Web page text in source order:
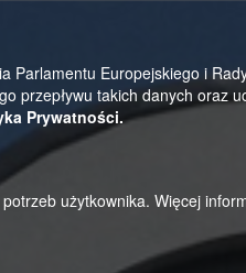
Europejskiego i
przepływu takich danych
Prywatności.
użytkownika. Więcej